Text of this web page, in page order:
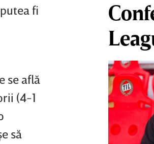
fi
se află
(4-1
să